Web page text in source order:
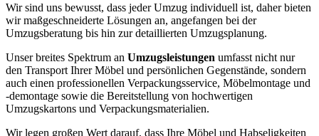
Wir sind uns bewusst, dass jeder Umzug individuell ist, daher bieten
wir maßgeschneiderte Lösungen an, angefangen bei der
Umzugsberatung bis hin zur detaillierten Umzugsplanung.
Unser breites Spektrum an Umzugsleistungen umfasst nicht nur
den Transport Ihrer Möbel und persönlichen Gegenstände, sondern
auch einen professionellen Verpackungsservice, Möbelmontage und
-demontage sowie die Bereitstellung von hochwertigen
Umzugskartons und Verpackungsmaterialien.
Wir legen großen Wert darauf, dass Ihre Möbel und Habseligkeiten